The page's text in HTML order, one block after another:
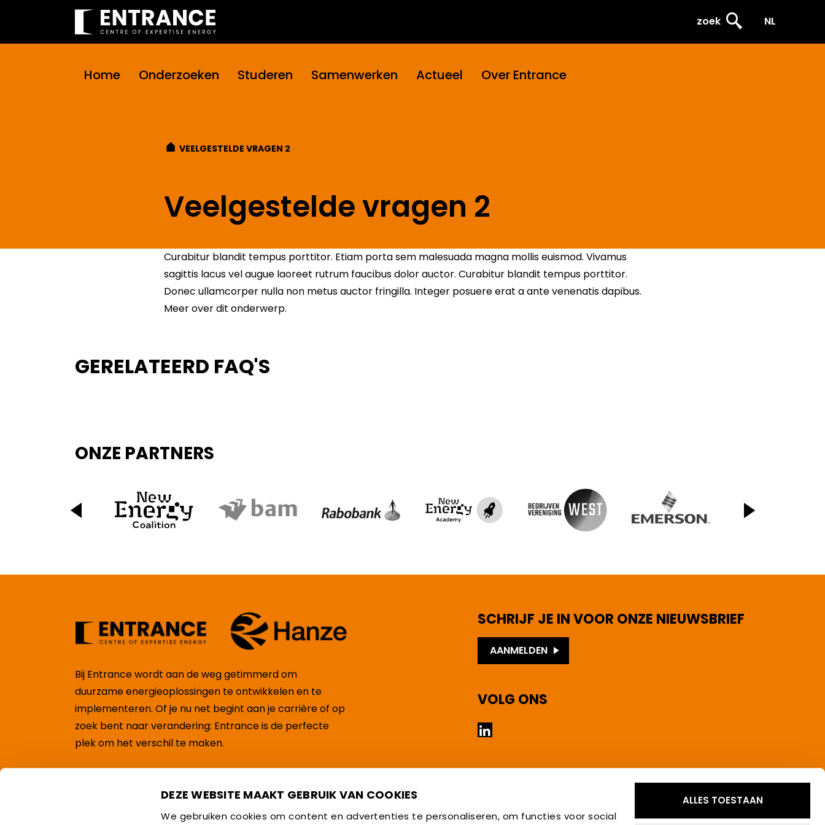
DEZE WEBSITE MAAKT GEBRUIK VAN COOKIES
We gebruiken cookies om content en advertenties te personaliseren, om functies voor social
ALLES TOESTAAN
zoek NL
Home Onderzoeken Studeren Samenwerken Actueel Over Entrance
VEELGESTELDE VRAGEN 2
Veelgestelde vragen 2
Curabitur blandit tempus porttitor. Etiam porta sem malesuada magna mollis euismod. Vivamus
sagittis lacus vel augue laoreet rutrum faucibus dolor auctor. Curabitur blandit tempus porttitor.
Donec ullamcorper nulla non metus auctor fringilla. Integer posuere erat a ante venenatis dapibus.
Meer over dit onderwerp.
GERELATEERD FAQ'S
ONZE PARTNERS
Bij Entrance wordt aan de weg getimmerd om
duurzame energieoplossingen te ontwikkelen en te
implementeren. Of je nu net begint aan je carrière of op
zoek bent naar verandering: Entrance is de perfecte
plek om het verschil te maken.
SCHRIJF JE IN VOOR ONZE NIEUWSBRIEF
AANMELDEN
VOLG ONS
LinkedIn